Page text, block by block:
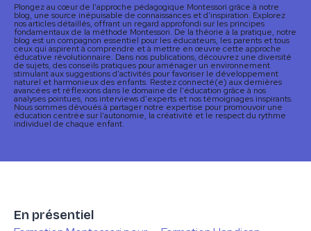
Plongez au cœur de l'approche pédagogique Montessori grâce à notre
blog, une source inépuisable de connaissances et d'inspiration. Explorez
nos articles détaillés, offrant un regard approfondi sur les principes
fondamentaux de la méthode Montessori. De la théorie à la pratique, notre
blog est un compagnon essentiel pour les éducateurs, les parents et tous
ceux qui aspirent à comprendre et à mettre en œuvre cette approche
éducative révolutionnaire. Dans nos publications, découvrez une diversité
de sujets, des conseils pratiques pour aménager un environnement
stimulant aux suggestions d'activités pour favoriser le développement
naturel et harmonieux des enfants. Restez connecté(e) aux dernières
avancées et réflexions dans le domaine de l'éducation grâce à nos
analyses pointues, nos interviews d'experts et nos témoignages inspirants.
Nous sommes dévoués à partager notre expertise pour promouvoir une
éducation centrée sur l'autonomie, la créativité et le respect du rythme
individuel de chaque enfant.
En présentiel